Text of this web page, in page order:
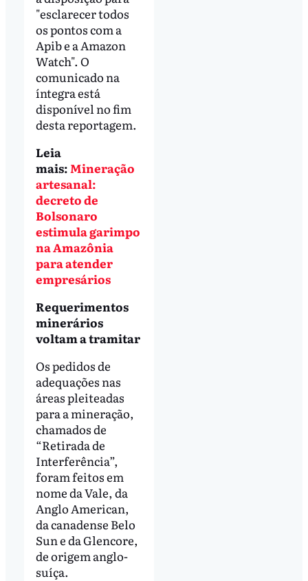
"esclarecer todos
os pontos com a
Apib e a Amazon
Watch". O
comunicado na
íntegra está
disponível no fim
desta reportagem.
Leia
mais: Mineração
artesanal:
decreto de
Bolsonaro
estimula garimpo
na Amazônia
para atender
empresários
Requerimentos
minerários
voltam a tramitar
Os pedidos de
adequações nas
áreas pleiteadas
para a mineração,
chamados de
“Retirada de
Interferência”,
foram feitos em
nome da Vale, da
Anglo American,
da canadense Belo
Sun e da Glencore,
de origem anglo-
suíça.